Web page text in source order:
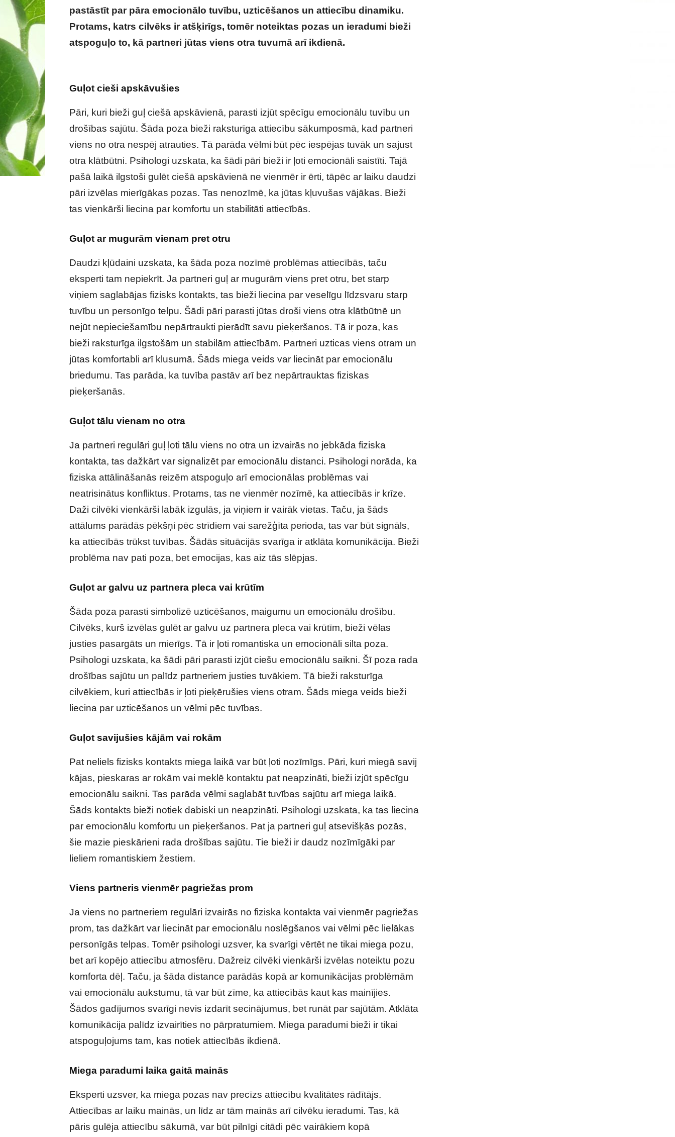
pastāstīt par pāra emocionālo tuvību, uzticēšanos un attiecību dinamiku.
Protams, katrs cilvēks ir atšķirīgs, tomēr noteiktas pozas un ieradumi bieži
atspoguļo to, kā partneri jūtas viens otra tuvumā arī ikdienā.
Guļot cieši apskāvušies
Pāri, kuri bieži guļ ciešā apskāvienā, parasti izjūt spēcīgu emocionālu tuvību un
drošības sajūtu. Šāda poza bieži raksturīga attiecību sākumposmā, kad partneri
viens no otra nespēj atrauties. Tā parāda vēlmi būt pēc iespējas tuvāk un sajust
otra klātbūtni. Psihologi uzskata, ka šādi pāri bieži ir ļoti emocionāli saistīti. Tajā
pašā laikā ilgstoši gulēt ciešā apskāvienā ne vienmēr ir ērti, tāpēc ar laiku daudzi
pāri izvēlas mierīgākas pozas. Tas nenozīmē, ka jūtas kļuvušas vājākas. Bieži
tas vienkārši liecina par komfortu un stabilitāti attiecībās.
Guļot ar mugurām vienam pret otru
Daudzi kļūdaini uzskata, ka šāda poza nozīmē problēmas attiecībās, taču
eksperti tam nepiekrīt. Ja partneri guļ ar mugurām viens pret otru, bet starp
viņiem saglabājas fizisks kontakts, tas bieži liecina par veselīgu līdzsvaru starp
tuvību un personīgo telpu. Šādi pāri parasti jūtas droši viens otra klātbūtnē un
nejūt nepieciešamību nepārtraukti pierādīt savu pieķeršanos. Tā ir poza, kas
bieži raksturīga ilgstošām un stabilām attiecībām. Partneri uzticas viens otram un
jūtas komfortabli arī klusumā. Šāds miega veids var liecināt par emocionālu
briedumu. Tas parāda, ka tuvība pastāv arī bez nepārtrauktas fiziskas
pieķeršanās.
Guļot tālu vienam no otra
Ja partneri regulāri guļ ļoti tālu viens no otra un izvairās no jebkāda fiziska
kontakta, tas dažkārt var signalizēt par emocionālu distanci. Psihologi norāda, ka
fiziska attālināšanās reizēm atspoguļo arī emocionālas problēmas vai
neatrisinātus konfliktus. Protams, tas ne vienmēr nozīmē, ka attiecībās ir krīze.
Daži cilvēki vienkārši labāk izgulās, ja viņiem ir vairāk vietas. Taču, ja šāds
attālums parādās pēkšņi pēc strīdiem vai sarežģīta perioda, tas var būt signāls,
ka attiecībās trūkst tuvības. Šādās situācijās svarīga ir atklāta komunikācija. Bieži
problēma nav pati poza, bet emocijas, kas aiz tās slēpjas.
Guļot ar galvu uz partnera pleca vai krūtīm
Šāda poza parasti simbolizē uzticēšanos, maigumu un emocionālu drošību.
Cilvēks, kurš izvēlas gulēt ar galvu uz partnera pleca vai krūtīm, bieži vēlas
justies pasargāts un mierīgs. Tā ir ļoti romantiska un emocionāli silta poza.
Psihologi uzskata, ka šādi pāri parasti izjūt ciešu emocionālu saikni. Šī poza rada
drošības sajūtu un palīdz partneriem justies tuvākiem. Tā bieži raksturīga
cilvēkiem, kuri attiecībās ir ļoti pieķērušies viens otram. Šāds miega veids bieži
liecina par uzticēšanos un vēlmi pēc tuvības.
Guļot savijušies kājām vai rokām
Pat neliels fizisks kontakts miega laikā var būt ļoti nozīmīgs. Pāri, kuri miegā savij
kājas, pieskaras ar rokām vai meklē kontaktu pat neapzināti, bieži izjūt spēcīgu
emocionālu saikni. Tas parāda vēlmi saglabāt tuvības sajūtu arī miega laikā.
Šāds kontakts bieži notiek dabiski un neapzināti. Psihologi uzskata, ka tas liecina
par emocionālu komfortu un pieķeršanos. Pat ja partneri guļ atsevišķās pozās,
šie mazie pieskārieni rada drošības sajūtu. Tie bieži ir daudz nozīmīgāki par
lieliem romantiskiem žestiem.
Viens partneris vienmēr pagriežas prom
Ja viens no partneriem regulāri izvairās no fiziska kontakta vai vienmēr pagriežas
prom, tas dažkārt var liecināt par emocionālu noslēgšanos vai vēlmi pēc lielākas
personīgās telpas. Tomēr psihologi uzsver, ka svarīgi vērtēt ne tikai miega pozu,
bet arī kopējo attiecību atmosfēru. Dažreiz cilvēki vienkārši izvēlas noteiktu pozu
komforta dēļ. Taču, ja šāda distance parādās kopā ar komunikācijas problēmām
vai emocionālu aukstumu, tā var būt zīme, ka attiecībās kaut kas mainījies.
Šādos gadījumos svarīgi nevis izdarīt secinājumus, bet runāt par sajūtām. Atklāta
komunikācija palīdz izvairīties no pārpratumiem. Miega paradumi bieži ir tikai
atspoguļojums tam, kas notiek attiecībās ikdienā.
Miega paradumi laika gaitā mainās
Eksperti uzsver, ka miega pozas nav precīzs attiecību kvalitātes rādītājs.
Attiecības ar laiku mainās, un līdz ar tām mainās arī cilvēku ieradumi. Tas, kā
pāris gulēja attiecību sākumā, var būt pilnīgi citādi pēc vairākiem kopā